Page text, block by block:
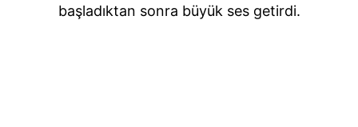
başladıktan sonra büyük ses getirdi.